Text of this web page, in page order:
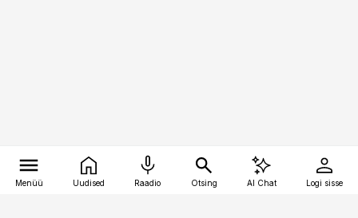
Menüü Uudised Raadio Otsing AI Chat Logi sisse